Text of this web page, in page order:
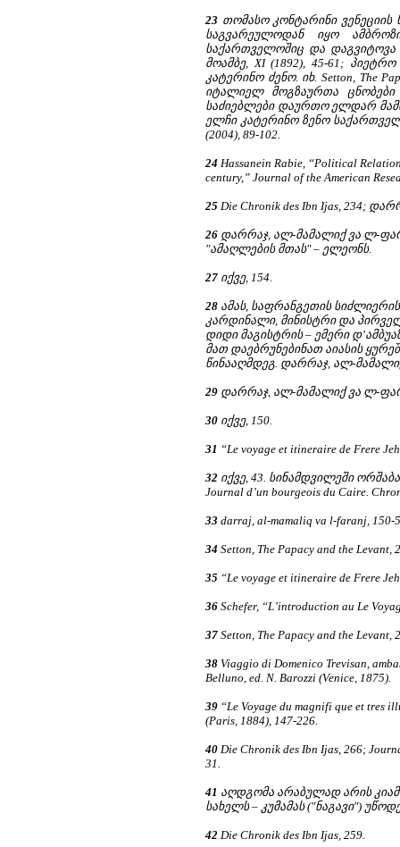
23 თომასო კონტარინი
საგვარეულოდან იყო
საქართველოშიც და დაგვიტოვა
მოამბე, XI (1892), 45-61;
კატერინო ძენო. იხ. Setton, The
იტალიელ მოგზაურთა ცნობები
საძიებლები დაურთო ელდარ
ელჩი კატერინო ზენო
(2004), 89-102.
24 Hassanein Rabie, “Political
century,” Journal of the American
25 Die Chronik des Ibn Ijas, 234;
26 დარრაჯ, ალ-მამალიქ ვა ლ-
"ამაღლების მთას" – ელეონს.
27 იქვე, 154.
28 ამას, საფრანგეთის
კარდინალი, მინისტრი და
დიდი მაგისტრის – ემერი
მათ დაებრუნებინათ აიასის
წინააღმდეგ. დარრაჯ, ალ-
29 დარრაჯ, ალ-მამალიქ ვა ლ-
30 იქვე, 150.
31 “Le voyage et itineraire de Frere
32 იქვე, 43. სინამდვილეში
Journal d’un bourgeois du Caire.
33 darraj, al-mamaliq va l-faranj, 150-
34 Setton, The Papacy and the Levant,
35 “Le voyage et itineraire de Frere
36 Schefer, “L’introduction au Le
37 Setton, The Papacy and the Levant,
38 Viaggio di Domenico Trevisan,
Belluno, ed. N. Barozzi (Venice, 1875).
39 “Le Voyage du magnifi que et tres
(Paris, 1884), 147-226.
40 Die Chronik des Ibn Ijas, 266;
31.
41 აღდგომა არაბულად არის
სახელს – კუმამას ("ნაგავი")
42 Die Chronik des Ibn Ijas, 259.